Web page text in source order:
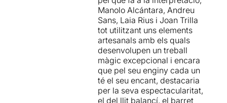
que es va poder veure al
Grec d'aquell any.
DÉJÀ VUés un espectacle
que parla de l'home que
realment és i de l'home que
li hauria agradat ser.Un
muntatge on s'interroga
sobre la distància entre la
vida i els somnis , entre la
Manolo Alcántara, Andreu
Sans, Laia Rius i Joan Trilla
tot utilitzant uns elements
artesanals amb els quals
desenvolupen un treball
màgic excepcional i encara
que pel seu enginy cada un
té el seu encant, destacaria
per la seva espectacularitat,
el del llit balancí. el barret